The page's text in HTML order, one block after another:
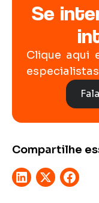
Se
Clique aqui
Compartilhe